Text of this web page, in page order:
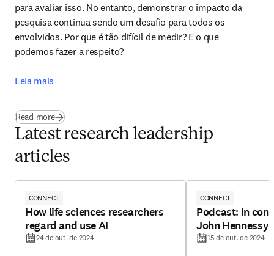
para avaliar isso. No entanto, demonstrar o impacto da
pesquisa continua sendo um desafio para todos os
envolvidos. Por que é tão difícil de medir? E o que
podemos fazer a respeito?
Leia mais
Read more
Latest research leadership
articles
CONNECT
How life sciences researchers
regard and use AI
24 de out. de 2024
CONNECT
Podcast: In
John Hennessy
15 de out. de 2024